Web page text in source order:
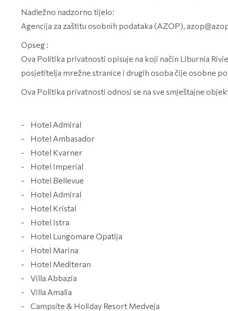
Nadležno nadzorno tijelo:
Agencija za zaštitu osobnih podataka (AZOP),
Opseg :
Ova Politika privatnosti opisuje na koji način Liburnia
posjetitelja mrežne stranice i drugih osoba čije osobne
Ova Politika privatnosti odnosi se na sve smještajne
- Hotel Admiral
- Hotel Ambasador
- Hotel Kvarner
- Hotel Imperial
- Hotel Bellevue
- Hotel Admiral
- Hotel Kristal
- Hotel Istra
- Hotel Lungomare Opatija
- Hotel Marina
- Hotel Mediteran
- Villa Abbazia
- Villa Amalia
- Campsite & Holiday Resort Medveja